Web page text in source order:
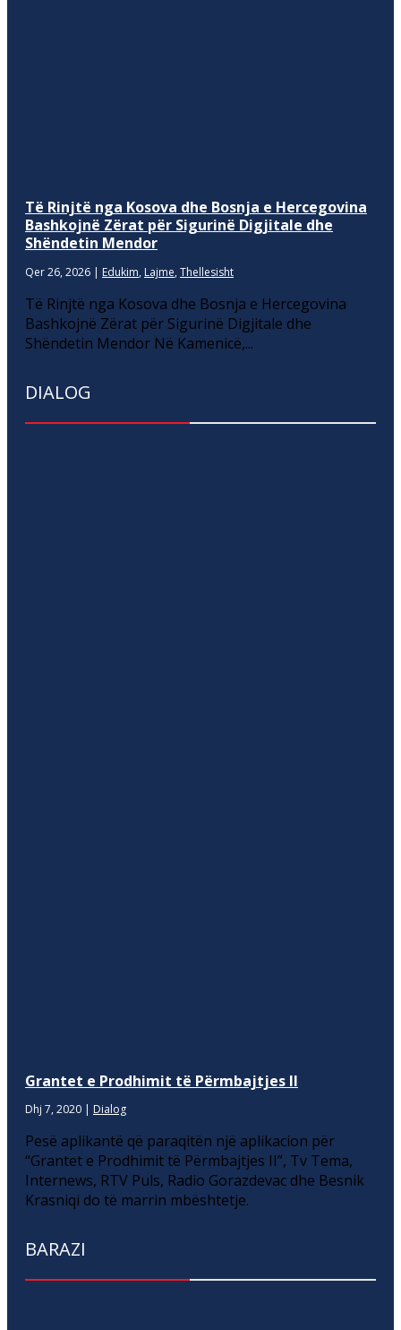
Të Rinjtë nga Kosova dhe Bosnja e Hercegovina
Bashkojnë Zërat për Sigurinë Digjitale dhe
Shëndetin Mendor
Qer 26, 2026 | Edukim, Lajme, Thellesisht
Të Rinjtë nga Kosova dhe Bosnja e Hercegovina
Bashkojnë Zërat për Sigurinë Digjitale dhe
Shëndetin Mendor Në Kamenicë,...
DIALOG
Grantet e Prodhimit të Përmbajtjes II
Dhj 7, 2020 | Dialog
Pesë aplikantë që paraqitën një aplikacion për
“Grantet e Prodhimit të Përmbajtjes II”, Tv Tema,
Internews, RTV Puls, Radio Gorazdevac dhe Besnik
Krasniqi do të marrin mbështetje.
BARAZI